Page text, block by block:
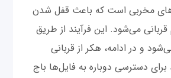
مخربی است که باعث قفل شدن
می‌شود. این فرآیند از طریق
و در ادامه، هکر از قربانی
دسترسی دوباره به فایل‌ها باج